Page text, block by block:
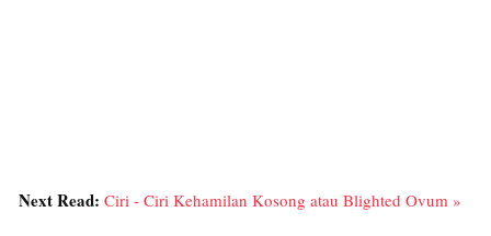
Next Read: Ciri - Ciri Kehamilan Kosong atau Blighted Ovum »